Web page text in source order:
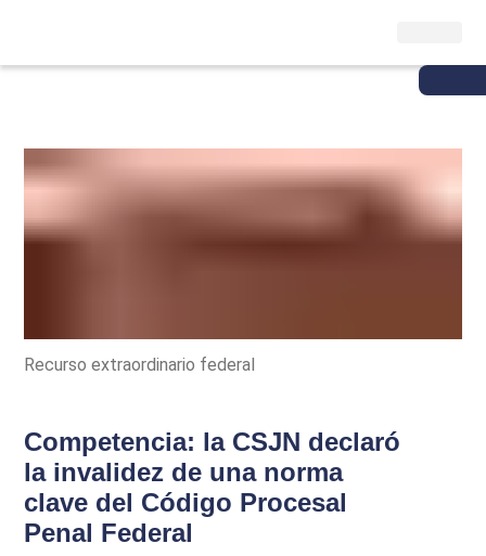
Recurso extraordinario federal
Competencia: la CSJN declaró
la invalidez de una norma
clave del Código Procesal
Penal Federal